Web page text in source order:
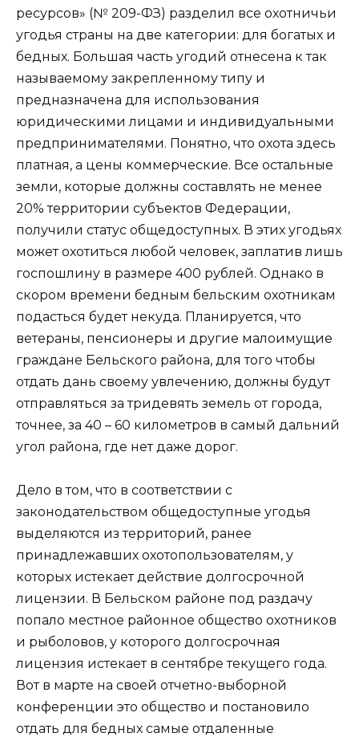
ресурсов» (№ 209-ФЗ) разделил все охотничьи
угодья страны на две категории: для богатых и
бедных. Большая часть угодий отнесена к так
называемому закрепленному типу и
предназначена для использования
юридическими лицами и индивидуальными
предпринимателями. Понятно, что охота здесь
платная, а цены коммерческие. Все остальные
земли, которые должны составлять не менее
20% территории субъектов Федерации,
получили статус общедоступных. В этих угодьях
может охотиться любой человек, заплатив лишь
госпошлину в размере 400 рублей. Однако в
скором времени бедным бельским охотникам
подасться будет некуда. Планируется, что
ветераны, пенсионеры и другие малоимущие
граждане Бельского района, для того чтобы
отдать дань своему увлечению, должны будут
отправляться за тридевять земель от города,
точнее, за 40 – 60 километров в самый дальний
угол района, где нет даже дорог.
Дело в том, что в соответствии с
законодательством общедоступные угодья
выделяются из территорий, ранее
принадлежавших охотопользователям, у
которых истекает действие долгосрочной
лицензии. В Бельском районе под раздачу
попало местное районное общество охотников
и рыболовов, у которого долгосрочная
лицензия истекает в сентябре текущего года.
Вот в марте на своей отчетно-выборной
конференции это общество и постановило
отдать для бедных самые отдаленные